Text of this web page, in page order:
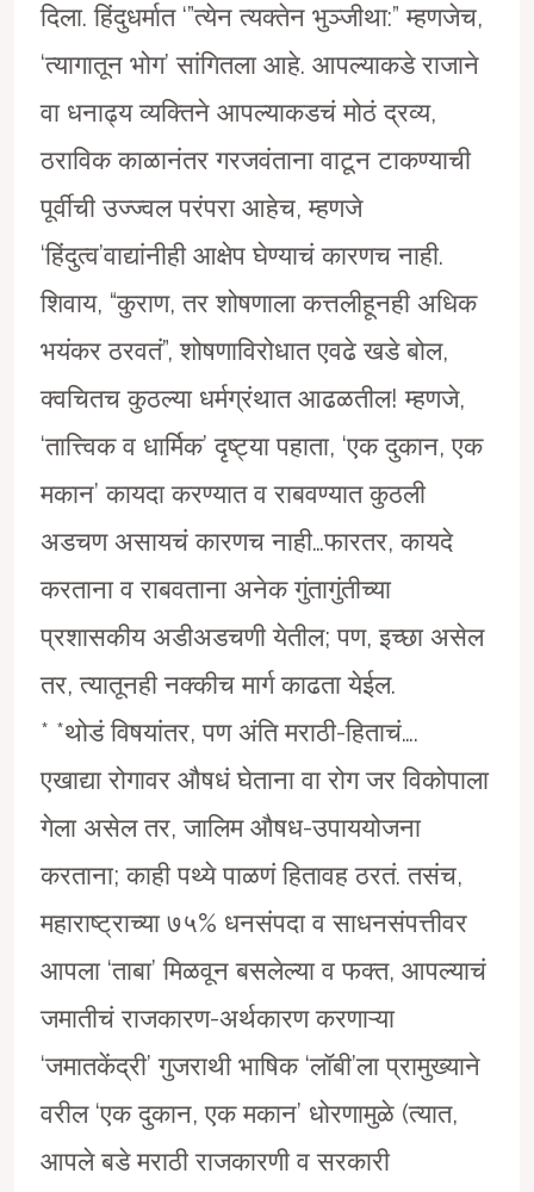
दिला. हिंदुधर्मात ‘”त्येन त्यक्तेन भुञ्जीथा:” म्हणजेच,
‘त्यागातून भोग’ सांगितला आहे. आपल्याकडे राजाने
वा धनाढ्य व्यक्तिने आपल्याकडचं मोठं द्रव्य,
ठराविक काळानंतर गरजवंताना वाटून टाकण्याची
पूर्वीची उज्ज्वल परंपरा आहेच, म्हणजे
‘हिंदुत्व’वाद्यांनीही आक्षेप घेण्याचं कारणच नाही.
शिवाय, “कुराण, तर शोषणाला कत्तलीहूनही अधिक
भयंकर ठरवतं”, शोषणाविरोधात एवढे खडे बोल,
क्वचितच कुठल्या धर्मग्रंथात आढळतील! म्हणजे,
‘तात्त्विक व धार्मिक’ दृष्ट्या पहाता, ‘एक दुकान, एक
मकान’ कायदा करण्यात व राबवण्यात कुठली
अडचण असायचं कारणच नाही…फारतर, कायदे
करताना व राबवताना अनेक गुंतागुंतीच्या
प्रशासकीय अडीअडचणी येतील; पण, इच्छा असेल
तर, त्यातूनही नक्कीच मार्ग काढता येईल.
* *थोडं विषयांतर, पण अंति मराठी-हिताचं….
एखाद्या रोगावर औषधं घेताना वा रोग जर विकोपाला
गेला असेल तर, जालिम औषध-उपाययोजना
करताना; काही पथ्ये पाळणं हितावह ठरतं. तसंच,
महाराष्ट्राच्या ७५% धनसंपदा व साधनसंपत्तीवर
आपला ‘ताबा’ मिळवून बसलेल्या व फक्त, आपल्याचं
जमातीचं राजकारण-अर्थकारण करणाऱ्या
‘जमातकेंद्री’ गुजराथी भाषिक ‘लाॅबी’ला प्रामुख्याने
वरील ‘एक दुकान, एक मकान’ धोरणामुळे (त्यात,
आपले बडे मराठी राजकारणी व सरकारी